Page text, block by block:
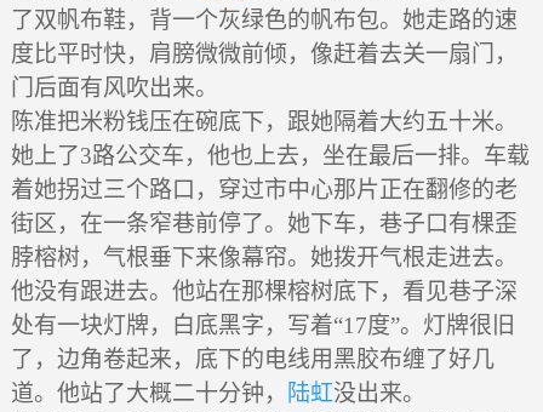
了双帆布鞋，背一个灰绿色的帆布包。她走路的速
度比平时快，肩膀微微前倾，像赶着去关一扇门，
门后面有风吹出来。
陈准把米粉钱压在碗底下，跟她隔着大约五十米。
她上了3路公交车，他也上去，坐在最后一排。车载
着她拐过三个路口，穿过市中心那片正在翻修的老
街区，在一条窄巷前停了。她下车，巷子口有棵歪
脖榕树，气根垂下来像幕帘。她拨开气根走进去。
他没有跟进去。他站在那棵榕树底下，看见巷子深
处有一块灯牌，白底黑字，写着“17度”。灯牌很旧
了，边角卷起来，底下的电线用黑胶布缠了好几
道。他站了大概二十分钟，
陆虹没出来。